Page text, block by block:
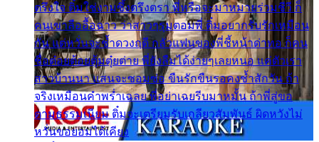
ตรึงใจ ติ๋มใช่งามซึ้งตรึงตรา พี่หรือจะมาหมายร่วมชีวี ก็
คนเขาลืออื้อฉาว ว่าสาวๆรุมตอมพี่ ติ๋มอยากรับรักเหมือน
กัน แต่หวั่นจะช้ำดวงฤดี กลัวแฟนของพี่ชี้หน้าด่าทอ ก็คน
ชื่อต๋อยต้อยตุ้มตุ๋ยต่าย พี่ยังลืมได้ง่ายๆเลยหนอ แค่ตัวเรา
สาวบ้านนา แสนจะซอมซ่อ ขืนรักขืนรอคงช้ำสักวัน ถ้า
จริงเหมือนคำพร่ำเฉลย พี่อย่าเฉยรีบมาหมั้น ถ้าพี่สู่ขอ
ตามธรรมเนียม ติ๋มจะเตรียมรับเกลียวสัมพันธ์ ผิดหวังไม่
หวั่นขอยอมได้เคียง